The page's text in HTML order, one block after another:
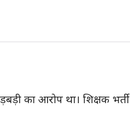
का आरोप था। शिक्षक